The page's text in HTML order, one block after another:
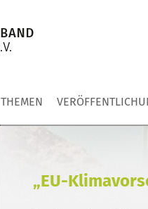
THEMEN
„EU-